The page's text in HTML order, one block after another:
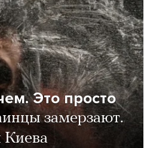
Это просто
замерзают.
Киева